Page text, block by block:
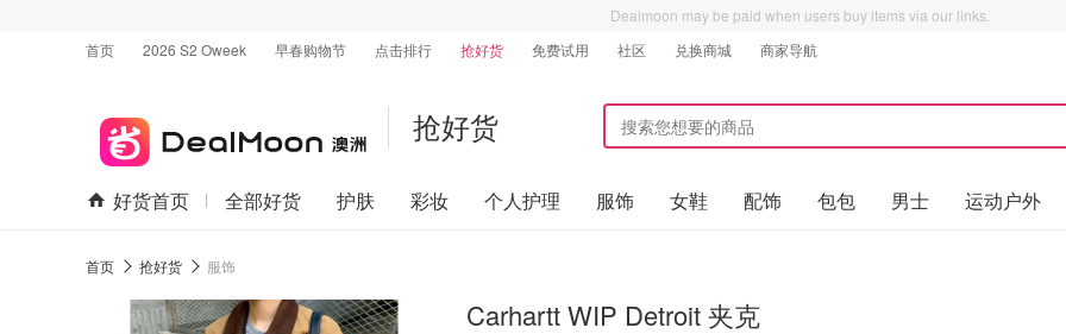
Dealmoon may be paid when users buy items via our links.
首页
2026 S2 Oweek 早春购物节 点击排行 抢好货 免费试用 社区 兑换商城 商家导航
抢好货
好货首页 全部好货 护肤 彩妆 个人护理 服饰 女鞋 配饰 包包 男士 运动户外
首页 抢好货 服饰
Carhartt WIP Detroit 夹克